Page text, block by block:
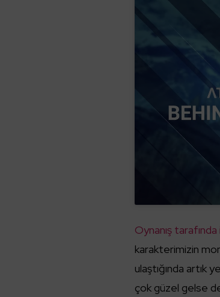
Oynanış
karakterimizin
ulaştığında artık
çok güzel gelse